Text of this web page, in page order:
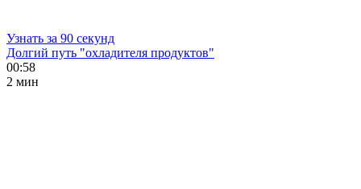
Узнать за 90 секунд
Долгий путь "охладителя продуктов"
00:58
2 мин